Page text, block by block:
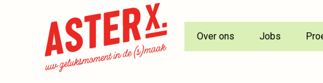
Over ons Jobs